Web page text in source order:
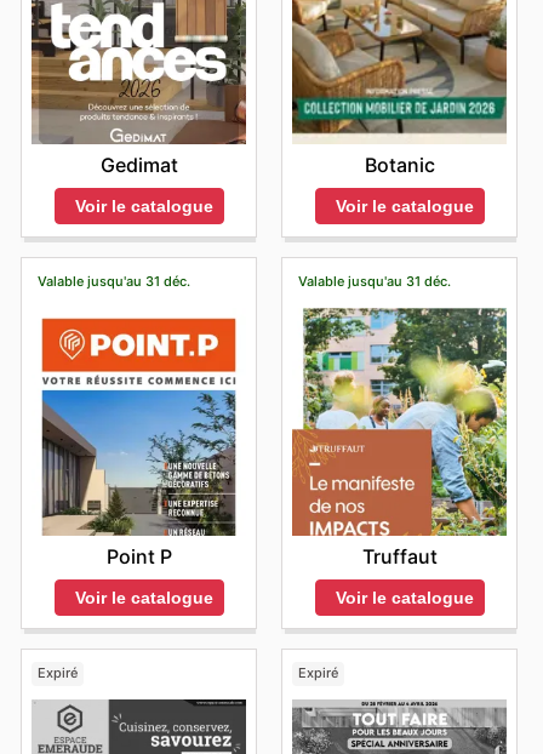
Gedimat
Voir le catalogue
Botanic
Voir le catalogue
Valable jusqu'au 31 déc.
Point P
Voir le catalogue
Valable jusqu'au 31 déc.
Truffaut
Voir le catalogue
Expiré Expiré